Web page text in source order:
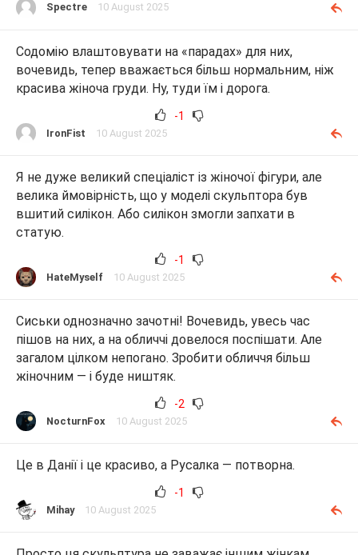
Spectre 10 August 2025
Содомію влаштовувати на «парадах» для них,
вочевидь, тепер вважається більш нормальним, ніж
красива жіноча груди. Ну, туди їм і дорога.
-1
IronFist 10 August 2025
Я не дуже великий спеціаліст із жіночої фігури, але
велика ймовірність, що у моделі скульптора був
вшитий силікон. Або силікон змогли запхати в
статую.
-1
HateMyself 10 August 2025
Сиськи однозначно зачотні! Вочевидь, увесь час
пішов на них, а на обличчі довелося поспішати. Але
загалом цілком непогано. Зробити обличчя більш
жіночним — і буде ништяк.
-2
NocturnFox 10 August 2025
Це в Данії і це красиво, а Русалка — потворна.
-1
Mihay 10 August 2025